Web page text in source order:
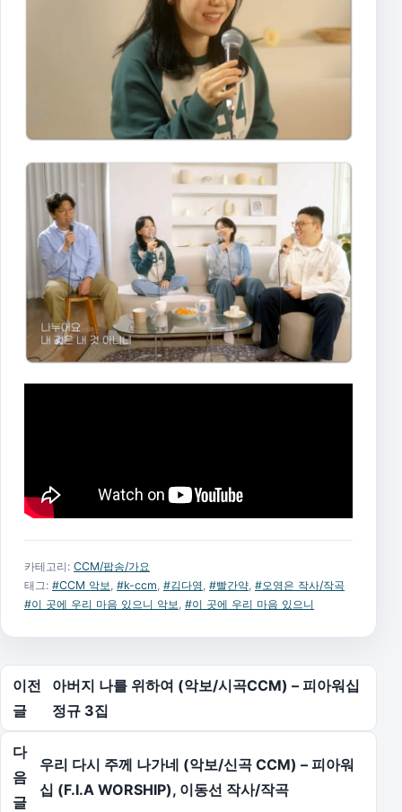
카테고리: CCM/팝송/가요
태그: #CCM 악보 #k-ccm #김다영 #빨간약 #오영은 작사/작곡
#이 곳에 우리 마음 있으니 악보 #이 곳에 우리 마음 있으니
글 탐색
이전
글
아버지 나를 위하여 (악보/시곡CCM) – 피아워십
정규 3집
다
음
글
우리 다시 주께 나가네 (악보/신곡 CCM) – 피아워
십 (F.I.A WORSHIP), 이동선 작사/작곡